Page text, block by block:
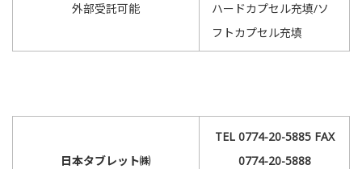
外部受託可能
ハードカプセル充填/ソ
フトカプセル充填
日本タブレット㈱
TEL 0774-20-5885 FAX
0774-20-5888